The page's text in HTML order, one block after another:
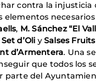
contra la injusticia
elementos
, M. Sánchez “El
Set d’Oli ySalses Fruits
d’Armentera. Una
que todos los
parte del